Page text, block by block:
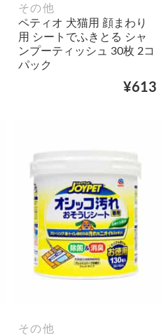
その他
ペティオ 犬猫用 顔まわり
用 シートでふきとる シャ
ンプーティッシュ 30枚 2コ
パック
¥613
その他